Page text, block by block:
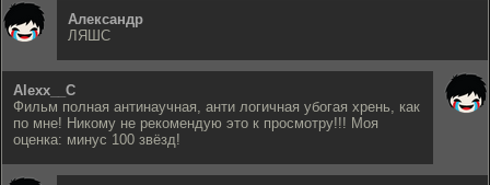
Александр
ЛЯШС
Alexx__C
Фильм полная антинаучная, анти логичная убогая хрень, как
по мне! Никому не рекомендую это к просмотру!!! Моя
оценка: минус 100 звёзд!